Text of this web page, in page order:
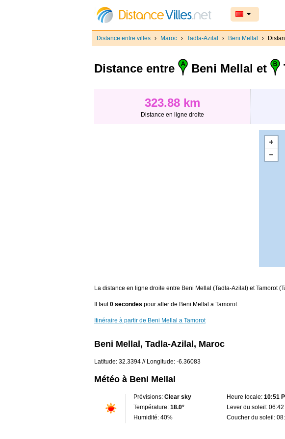
Distance entre villes › Maroc › Tadla-Azilal › Beni Mellal ›
Distance entre Beni Mellal et
323.88 km
Distance en ligne droite
La distance en ligne droite entre Beni Mellal (Tadla-Azilal) et Tamorot
Il faut0 secondes pour aller de Beni Mellal a Tamorot.
Itinéraire à partir de Beni Mellal a Tamorot
Beni Mellal, Tadla-Azilal, Maroc
Latitude: 32.3394 // Longitude: -6.36083
Météo à Beni Mellal
Prévisions: Clear sky
Température: 18.0°
Humidité: 40%
Heure locale: 10:51
Lever du soleil: 06:42
Coucher du soleil: